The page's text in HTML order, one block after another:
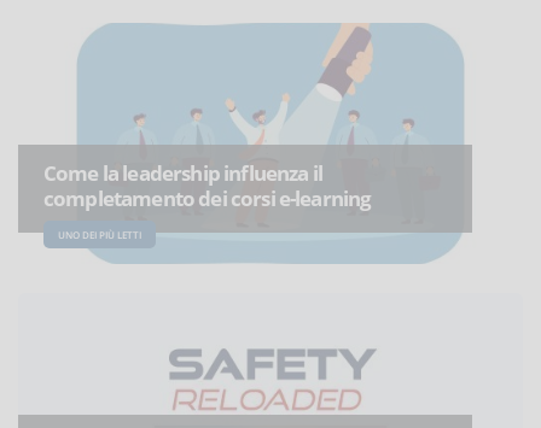
Come la leadership influenza il
completamento dei corsi e-learning
UNO DEI PIÙ LETTI